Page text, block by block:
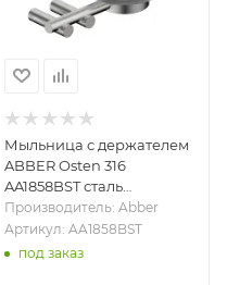
Мыльница с держателем
ABBER Osten 316
AA1858BST сталь
брашированная
Производитель: Abber
Артикул: AA1858BST
под заказ